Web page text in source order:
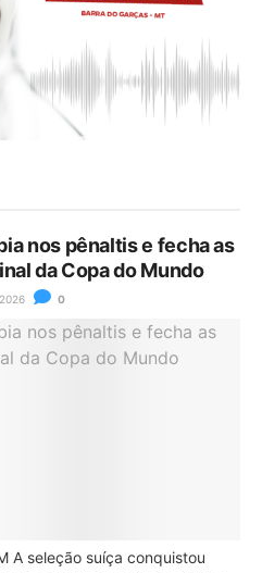
nos pênaltis e fecha as
da Copa do Mundo
0
A seleção suíça conquistou